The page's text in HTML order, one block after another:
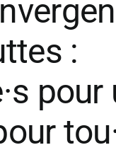
:
pour